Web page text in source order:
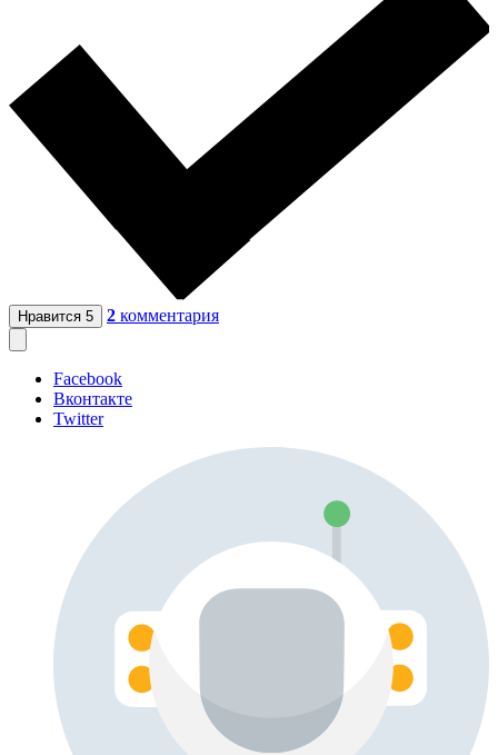
Нравится 5 2 комментария
Facebook
Вконтакте
Twitter